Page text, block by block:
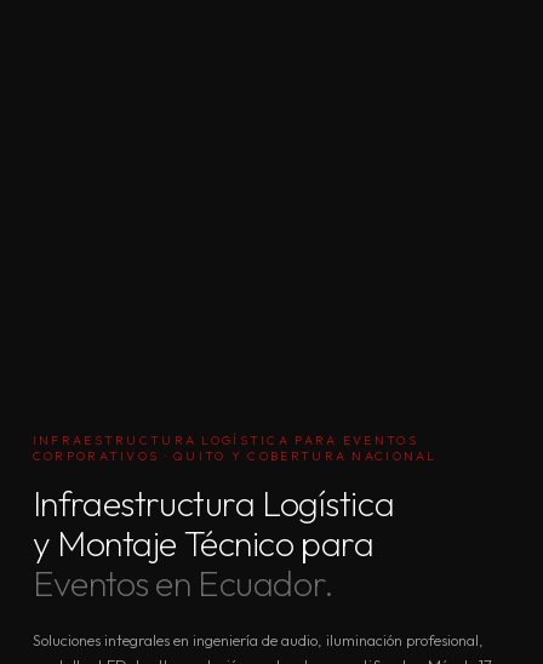
INFRAESTRUCTURA LOGÍSTICA PARA EVENTOS
CORPORATIVOS · QUITO Y COBERTURA NACIONAL
Infraestructura Logística
y Montaje Técnico para
Eventos en Ecuador.
Soluciones integrales en ingeniería de audio, iluminación profesional,